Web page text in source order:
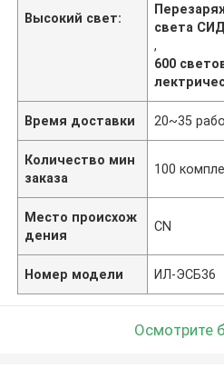
Высокий свет:
света
,
600
Время доставки 20~35
Количество мин
заказа
100
Место происхож
дения
CN
Номер модели ИЛ-ЭСБ36
Осмотрите